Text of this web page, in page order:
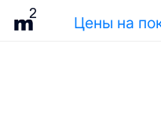
Цены на